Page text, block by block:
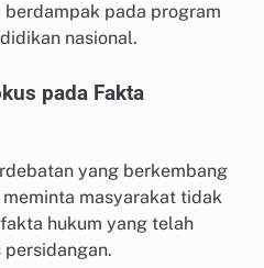
pada program
nasional.
pada Fakta
yang berkembang
masyarakat tidak
hukum yang telah